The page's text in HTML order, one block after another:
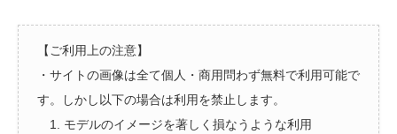
【ご利用上の注意】
・サイトの画像は全て個人・商用問わず無料で利用可能で
す。しかし以下の場合は利用を禁止します。
1. モデルのイメージを著しく損なうような利用